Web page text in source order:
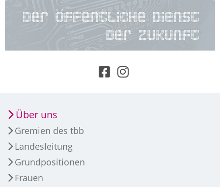
Über uns
Gremien des tbb
Landesleitung
Grundpositionen
Frauen